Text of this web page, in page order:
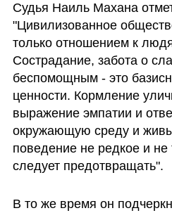
Судья Наиль Махана
"Цивилизованное
только отношением к
Сострадание, забота о
беспомощным - это
ценности. Кормление
выражение эмпатии и
окружающую среду и
поведение не редкое и не
следует предотвращать".
В то же время он